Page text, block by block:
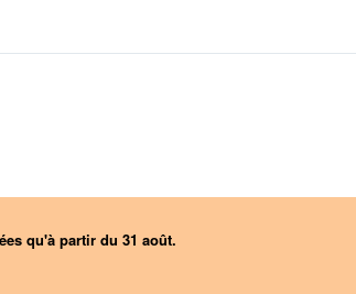
qu'à partir du 31 août.